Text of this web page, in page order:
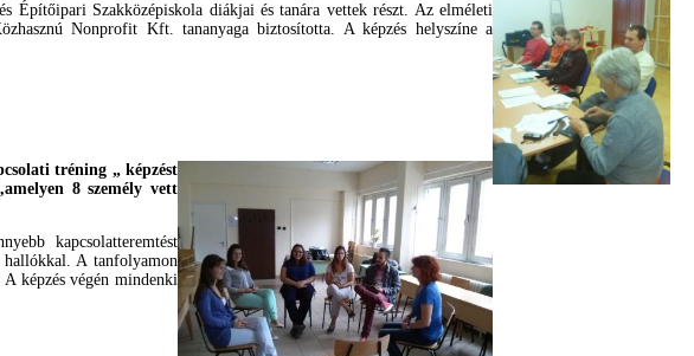
Építőipari Szakközépiskola diákjai és tanára vettek részt. Az elméleti
Nonprofit Kft. tananyaga biztosította. A képzés helyszíne a
tréning „ képzést
8 személy vett
kapcsolatteremtést
hallókkal. A tanfolyamon
képzés végén mindenki